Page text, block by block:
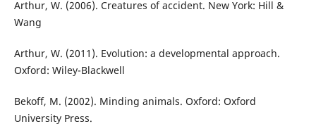
Arthur, W. (2006). Creatures of accident. New York: Hill &
Wang
Arthur, W. (2011). Evolution: a developmental approach.
Oxford: Wiley-Blackwell
Bekoff, M. (2002). Minding animals. Oxford: Oxford
University Press.